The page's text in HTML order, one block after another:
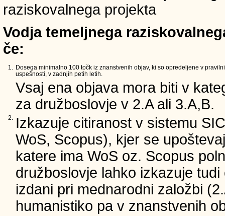
raziskovalnega projekta
Vodja temeljnega
če:
1. Dosega minimalno 100 točk iz znanstvenih objav, ki so opredeljene v
uspešnosti, v zadnjih petih letih.
Vsaj ena objava mora biti v
za družboslovje v 2.A ali 3.A,B.
2. Izkazuje citiranost v sistemu
WoS, Scopus), kjer se
katere ima WoS oz. Scopus
družboslovje lahko izkazuje
izdani pri mednarodni založbi
humanistiko pa v znanstvenih